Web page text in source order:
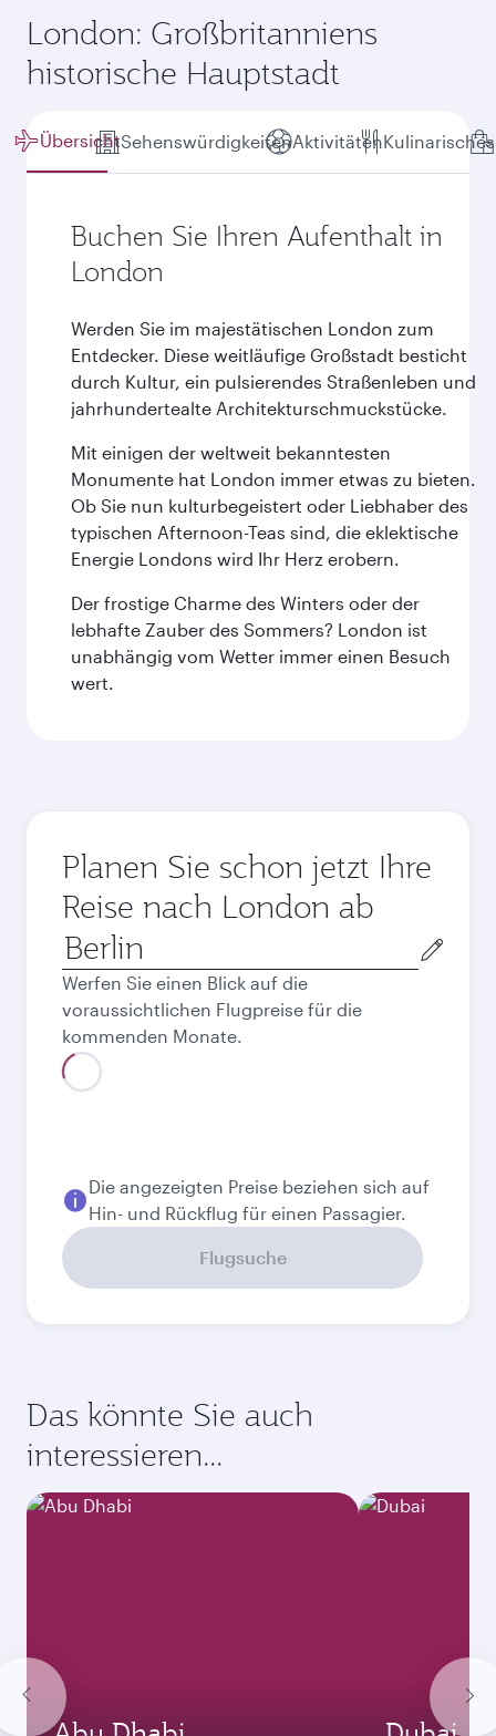
London: Großbritanniens
historische Hauptstadt
ÜbersichtSehenswürdigkeitenAktivitätenKulinarisches
Buchen Sie Ihren Aufenthalt in
London
Werden Sie im majestätischen London zum
Entdecker. Diese weitläufige Großstadt besticht
durch Kultur, ein pulsierendes Straßenleben und
jahrhundertealte Architekturschmuckstücke.
Mit einigen der weltweit bekanntesten
Monumente hat London immer etwas zu bieten.
Ob Sie nun kulturbegeistert oder Liebhaber des
typischen Afternoon-Teas sind, die eklektische
Energie Londons wird Ihr Herz erobern.
Der frostige Charme des Winters oder der
lebhafte Zauber des Sommers? London ist
unabhängig vom Wetter immer einen Besuch
wert.
Planen Sie schon jetzt Ihre
Reise nach London ab
Abflugort
Werfen Sie einen Blick auf die
voraussichtlichen Flugpreise für die
kommenden Monate.
September
2026
Oktober
2026